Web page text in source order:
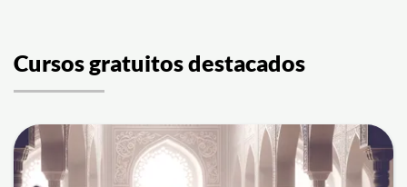
Cursos gratuitos destacados